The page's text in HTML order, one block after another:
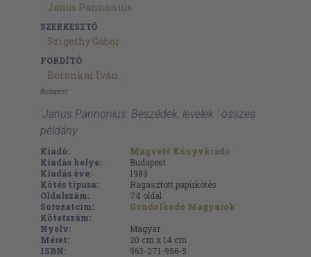
Janus Pannonius
SZERKESZTŐ
Szigethy Gábor
FORDÍTÓ
Boronkai Iván
Budapest
'Janus Pannonius: Beszédek, levelek ' összes
példány
Kiadó:
Magvető Könyvkiadó
Kiadás helye:
Budapest
Kiadás éve:
1983
Kötés típusa:
Ragasztott papírkötés
Oldalszám:
74 oldal
Sorozatcím:
Gondolkodó Magyarok
Kötetszám:
Nyelv:
Magyar
Méret:
20 cm x 14 cm
ISBN:
963-271-956-5